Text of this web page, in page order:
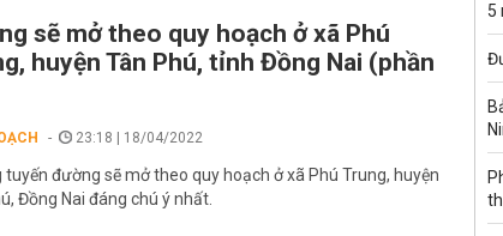
sẽ mở theo quy hoạch ở xã Phú
huyện Tân Phú, tỉnh Đồng Nai (phần
23:18 | 18/04/2022
tuyến đường sẽ mở theo quy hoạch ở xã Phú Trung, huyện
Đồng Nai đáng chú ý nhất.
5